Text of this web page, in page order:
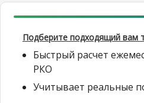
Подберите подходящий вам
Быстрый расчет
РКО
Учитывает реальные